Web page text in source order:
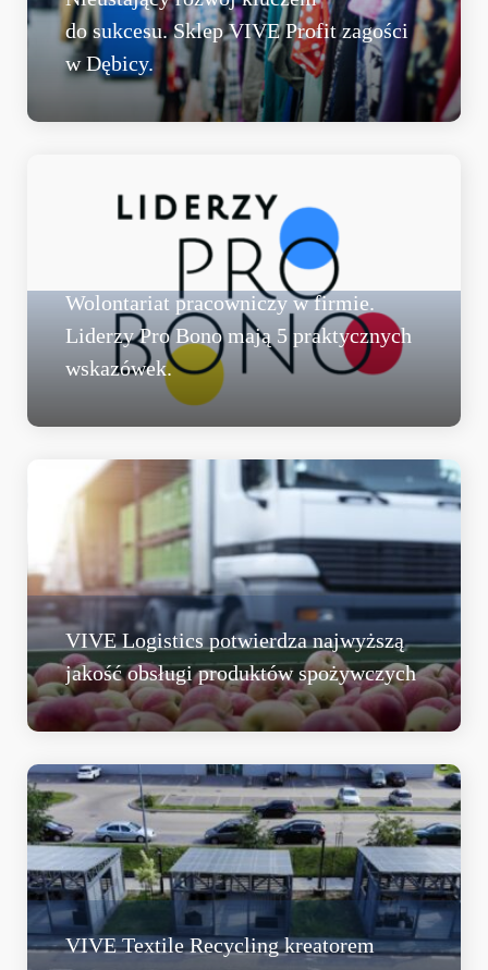
do sukcesu. Sklep VIVE Profit zagości
w Dębicy.
Wolontariat pracowniczy w firmie.
Liderzy Pro Bono mają 5 praktycznych
wskazówek.
VIVE Logistics potwierdza najwyższą
jakość obsługi produktów spożywczych
VIVE Textile Recycling kreatorem